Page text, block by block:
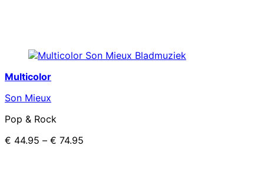
Multicolor
Son Mieux
Pop & Rock
€ 44.95 – € 74.95